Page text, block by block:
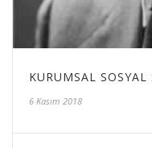
KURUMSAL
6 Kasım 2018